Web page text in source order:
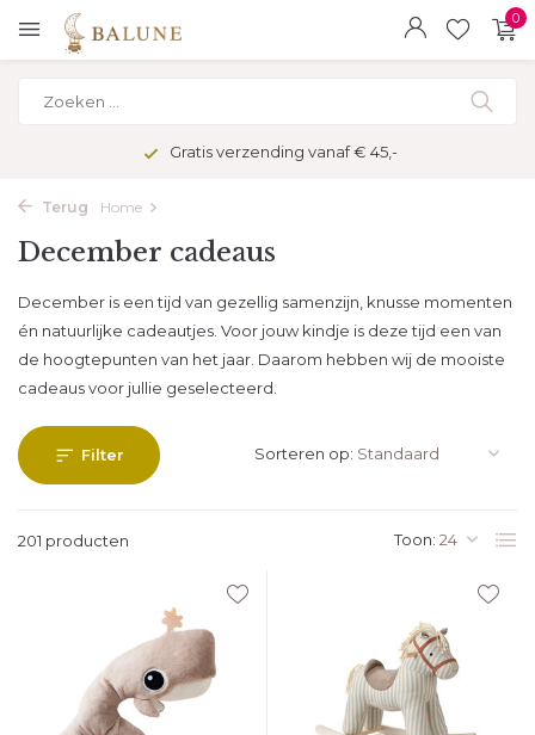
0
Veilig betalen met kopersbescherming
Terug Home
December cadeaus
December is een tijd van gezellig samenzijn, knusse momenten
én natuurlijke cadeautjes. Voor jouw kindje is deze tijd een van
de hoogtepunten van het jaar. Daarom hebben wij de mooiste
cadeaus voor jullie geselecteerd.
Filter
201 producten Toon:
Sorteren op: